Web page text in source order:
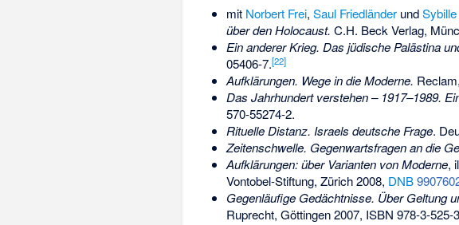
mit Norbert Frei, Saul Friedländerund
über den Holocaust. C.H. Beck Verlag,
Ein anderer Krieg. Das jüdische Palästina
05406-7.[22]
Aufklärungen. Wege in die Moderne.
Das Jahrhundert verstehen – 1917–1989.
570-55274-2.
Rituelle Distanz. Israels deutsche Frage.
Zeitenschwelle. Gegenwartsfragen an die
Aufklärungen: über Varianten von Moderne,
Vontobel-Stiftung, Zürich 2008, DNB
Gegenläufige Gedächtnisse. Über Geltung
Ruprecht, Göttingen 2007, ISBN 978-3-525-